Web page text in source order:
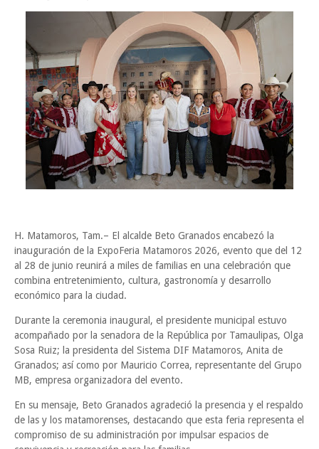
Ayuntamiento entrega apoyos del programa "Ruta Segura,
la Educación"
Reconoce Américo labor de la Guardia Nacional en Tamaulipas;
llegada del nuevo coordinador estatal
Sabado, 8 Agosto
H. Matamoros, Tam.– El alcalde Beto Granados encabezó la
inauguración de la ExpoFeria Matamoros 2026, evento que del 12
al 28 de junio reunirá a miles de familias en una celebración que
combina entretenimiento, cultura, gastronomía y desarrollo
económico para la ciudad.
Durante la ceremonia inaugural, el presidente municipal estuvo
acompañado por la senadora de la República por Tamaulipas, Olga
Sosa Ruiz; la presidenta del Sistema DIF Matamoros, Anita de
Granados; así como por Mauricio Correa, representante del Grupo
MB, empresa organizadora del evento.
En su mensaje, Beto Granados agradeció la presencia y el respaldo
de las y los matamorenses, destacando que esta feria representa el
compromiso de su administración por impulsar espacios de